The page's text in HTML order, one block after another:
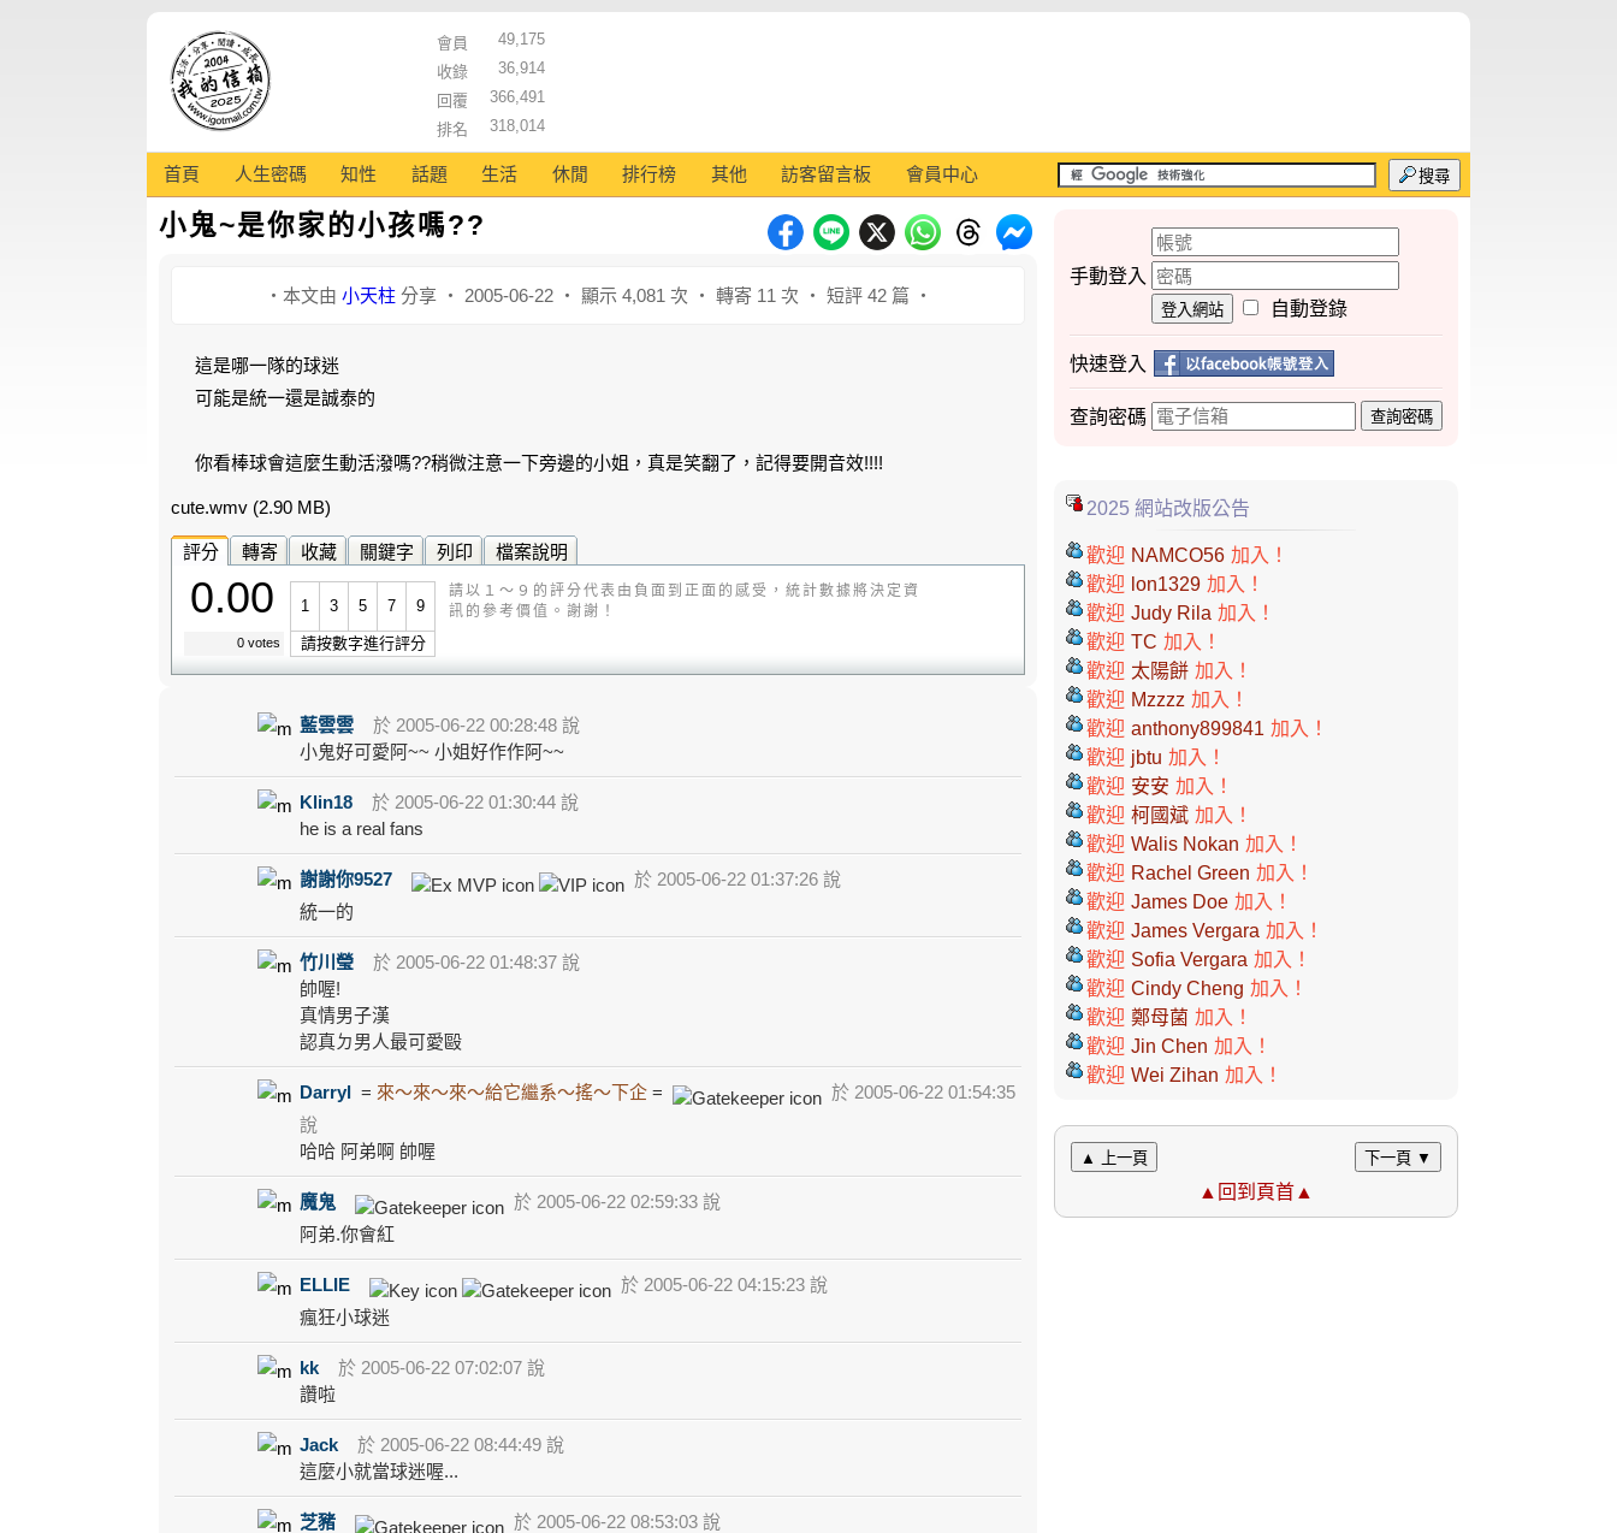
會員
49,175
收錄
36,914
回覆
366,491
排名
318,014
首頁 人生密碼 知性 話題 生活 休閒 排行榜 其他 訪客留言板 會員中心 搜尋
小鬼~是你家的小孩嗎??
‧本文由 小天柱分享 ‧ 2005-06-22 ‧ 顯示 4,081 次 ‧ 轉寄 11 次 ‧ 短評 42 篇 ‧
這是哪一隊的球迷
可能是統一還是誠泰的
你看棒球會這麼生動活潑嗎??稍微注意一下旁邊的小姐，真是笑翻了，記得要開音效!!!!
cute.wmv (2.90 MB)
評分 轉寄 收藏 關鍵字 列印 檔案說明
0.00
0 votes
1 3 5 7 9
請按數字進行評分
請以１～９的評分代表由負面到正面的感受，統計數據將決定資
訊的參考價值。謝謝！
藍雲雲
於 2005-06-22 00:28:48 說
小鬼好可愛阿~~ 小姐好作作阿~~
Klin18
於 2005-06-22 01:30:44 說
he is a real fans
謝謝你9527
於 2005-06-22 01:37:26 說
統一的
竹川瑩
於 2005-06-22 01:48:37 說
帥喔!
真情男子漢
認真ㄉ男人最可愛毆
Darryl = 來～來～來～給它繼系～搖～下企=
於 2005-06-22 01:54:35
說
哈哈 阿弟啊 帥喔
魔鬼
於 2005-06-22 02:59:33 說
阿弟.你會紅
ELLIE
於 2005-06-22 04:15:23 說
瘋狂小球迷
kk
於 2005-06-22 07:02:07 說
讚啦
Jack
於 2005-06-22 08:44:49 說
這麼小就當球迷喔...
芝豬
於 2005-06-22 08:53:03 說
手動登入
登入網站 自動登錄
快速登入
查詢密碼 查詢密碼
2025 網站改版公告
歡迎 NAMCO56 加入！
歡迎 lon1329 加入！
歡迎 Judy Rila 加入！
歡迎 TC 加入！
歡迎 太陽餅 加入！
歡迎 Mzzzz 加入！
歡迎 anthony899841 加入！
歡迎 jbtu 加入！
歡迎 安安 加入！
歡迎 柯國斌 加入！
歡迎 Walis Nokan 加入！
歡迎 Rachel Green 加入！
歡迎 James Doe 加入！
歡迎 James Vergara 加入！
歡迎 Sofia Vergara 加入！
歡迎 Cindy Cheng 加入！
歡迎 鄭母菌 加入！
歡迎 Jin Chen 加入！
歡迎 Wei Zihan 加入！
▲ 上一頁 下一頁 ▼
▲回到頁首▲